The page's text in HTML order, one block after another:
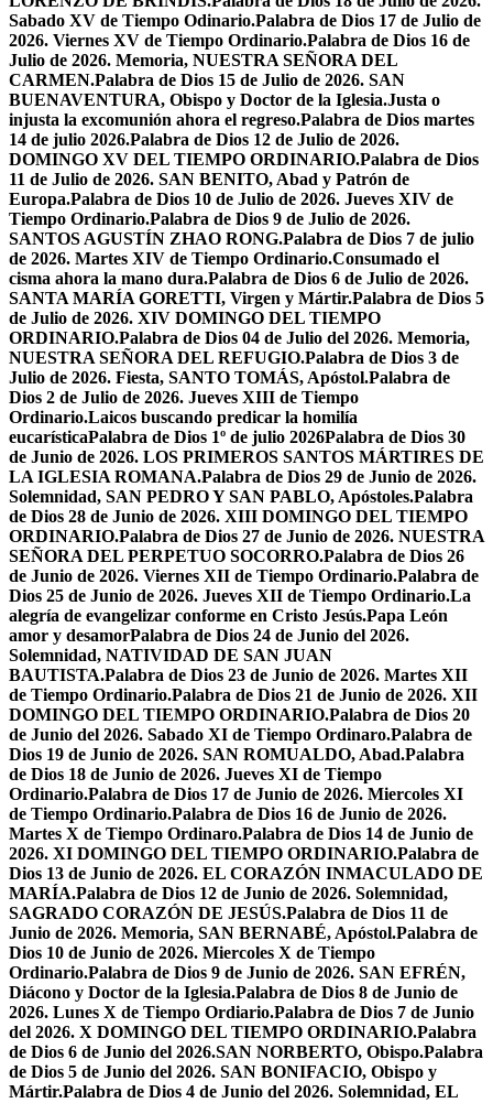
Sabado XV de Tiempo Odinario.Palabra de Dios 17 de Julio de
2026. Viernes XV de Tiempo Ordinario.Palabra de Dios 16 de
Julio de 2026. Memoria, NUESTRA SEÑORA DEL
CARMEN.Palabra de Dios 15 de Julio de 2026. SAN
BUENAVENTURA, Obispo y Doctor de la Iglesia.Justa o
injusta la excomunión ahora el regreso.Palabra de Dios martes
14 de julio 2026.Palabra de Dios 12 de Julio de 2026.
DOMINGO XV DEL TIEMPO ORDINARIO.Palabra de Dios
11 de Julio de 2026. SAN BENITO, Abad y Patrón de
Europa.Palabra de Dios 10 de Julio de 2026. Jueves XIV de
Tiempo Ordinario.Palabra de Dios 9 de Julio de 2026.
SANTOS AGUSTÍN ZHAO RONG.Palabra de Dios 7 de julio
de 2026. Martes XIV de Tiempo Ordinario.Consumado el
cisma ahora la mano dura.Palabra de Dios 6 de Julio de 2026.
SANTA MARÍA GORETTI, Virgen y Mártir.Palabra de Dios 5
de Julio de 2026. XIV DOMINGO DEL TIEMPO
ORDINARIO.Palabra de Dios 04 de Julio del 2026. Memoria,
NUESTRA SEÑORA DEL REFUGIO.Palabra de Dios 3 de
Julio de 2026. Fiesta, SANTO TOMÁS, Apóstol.Palabra de
Dios 2 de Julio de 2026. Jueves XIII de Tiempo
Ordinario.Laicos buscando predicar la homilía
eucarísticaPalabra de Dios 1º de julio 2026Palabra de Dios 30
de Junio de 2026. LOS PRIMEROS SANTOS MÁRTIRES DE
LA IGLESIA ROMANA.Palabra de Dios 29 de Junio de 2026.
Solemnidad, SAN PEDRO Y SAN PABLO, Apóstoles.Palabra
de Dios 28 de Junio de 2026. XIII DOMINGO DEL TIEMPO
ORDINARIO.Palabra de Dios 27 de Junio de 2026. NUESTRA
SEÑORA DEL PERPETUO SOCORRO.Palabra de Dios 26
de Junio de 2026. Viernes XII de Tiempo Ordinario.Palabra de
Dios 25 de Junio de 2026. Jueves XII de Tiempo Ordinario.La
alegría de evangelizar conforme en Cristo Jesús.Papa León
amor y desamorPalabra de Dios 24 de Junio del 2026.
Solemnidad, NATIVIDAD DE SAN JUAN
BAUTISTA.Palabra de Dios 23 de Junio de 2026. Martes XII
de Tiempo Ordinario.Palabra de Dios 21 de Junio de 2026. XII
DOMINGO DEL TIEMPO ORDINARIO.Palabra de Dios 20
de Junio del 2026. Sabado XI de Tiempo Ordinaro.Palabra de
Dios 19 de Junio de 2026. SAN ROMUALDO, Abad.Palabra
de Dios 18 de Junio de 2026. Jueves XI de Tiempo
Ordinario.Palabra de Dios 17 de Junio de 2026. Miercoles XI
de Tiempo Ordinario.Palabra de Dios 16 de Junio de 2026.
Martes X de Tiempo Ordinaro.Palabra de Dios 14 de Junio de
2026. XI DOMINGO DEL TIEMPO ORDINARIO.Palabra de
Dios 13 de Junio de 2026. EL CORAZÓN INMACULADO DE
MARÍA.Palabra de Dios 12 de Junio de 2026. Solemnidad,
SAGRADO CORAZÓN DE JESÚS.Palabra de Dios 11 de
Junio de 2026. Memoria, SAN BERNABÉ, Apóstol.Palabra de
Dios 10 de Junio de 2026. Miercoles X de Tiempo
Ordinario.Palabra de Dios 9 de Junio de 2026. SAN EFRÉN,
Diácono y Doctor de la Iglesia.Palabra de Dios 8 de Junio de
2026. Lunes X de Tiempo Ordiario.Palabra de Dios 7 de Junio
del 2026. X DOMINGO DEL TIEMPO ORDINARIO.Palabra
de Dios 6 de Junio del 2026.SAN NORBERTO, Obispo.Palabra
de Dios 5 de Junio del 2026. SAN BONIFACIO, Obispo y
Mártir.Palabra de Dios 4 de Junio del 2026. Solemnidad, EL